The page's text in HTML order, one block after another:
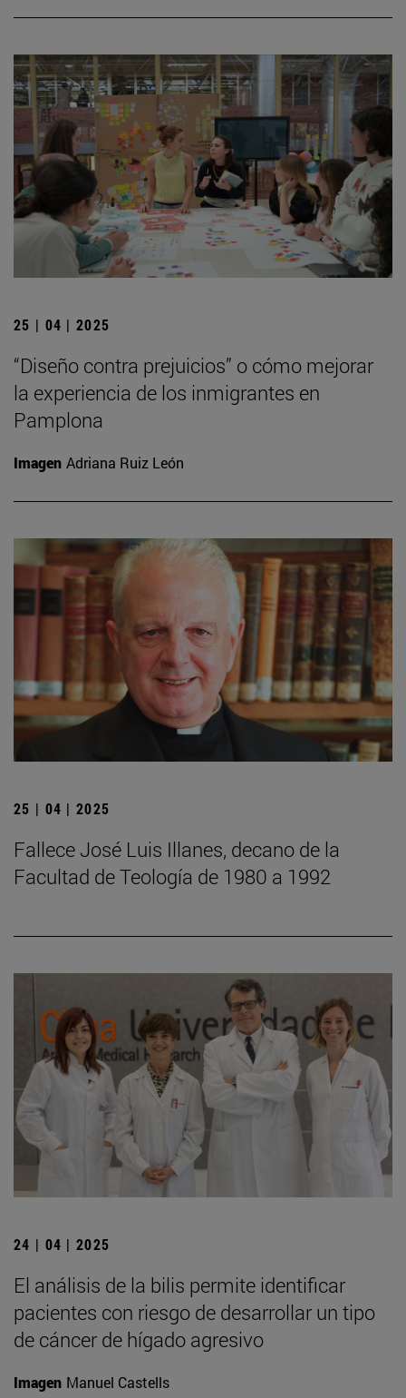
25 | 04 | 2025
“Diseño contra prejuicios” o cómo mejorar
la experiencia de los inmigrantes en
Pamplona
Imagen Adriana Ruiz León
25 | 04 | 2025
Fallece José Luis Illanes, decano de la
Facultad de Teología de 1980 a 1992
24 | 04 | 2025
El análisis de la bilis permite identificar
pacientes con riesgo de desarrollar un tipo
de cáncer de hígado agresivo
Imagen Manuel Castells